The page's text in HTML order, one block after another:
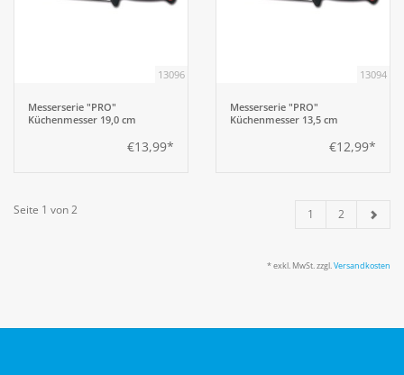
13096
Messerserie "PRO"
Küchenmesser 19,0 cm
€13,99*
13094
Messerserie "PRO"
Küchenmesser 13,5 cm
€12,99*
Seite 1 von 2 1 2
* exkl. MwSt. zzgl.Versandkosten